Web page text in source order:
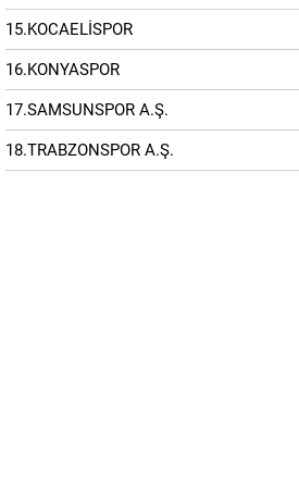
15.KOCAELİSPOR
16.KONYASPOR
17.SAMSUNSPOR A.Ş.
18.TRABZONSPOR A.Ş.